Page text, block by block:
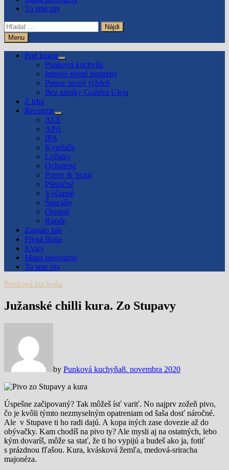
To sme my
Hľadať:
Menu
Pod lupou
Show
sub
menu
Punková kuchyňa
Imrove pivné postrehy
Petrov pivný týždeň
Bez záruky Guñéza Uleja
Z trhu
Recenzie
Show
sub
menu
ALE
APA
IPA
Kyseláče
Ležiaky
Ochutené
Porter & Stout
Pšeničné
Výčapné
Špeciály
Ostatné
Rande
Zaujalo nás
Pivná škola
Kvízy
Mapa pivovarov
To sme my
Punková kuchyňa
Južanské chilli kura. Zo Stupavy
by Punková kuchyňa8. novembra 2020
Úspešne začipovaný? Tak môžeš ísť variť. No najprv zožeň pivo,
čo je kvôli týmto nezmyselným opatreniam od šaša dosť náročné.
Ale v Stupave ti ho radi dajú. A kopa iných zase dovezie až do
obývačky. Kam chodíš na pivo ty? Ale mysli aj na ostatných, lebo
kým dovaríš, môže sa stať, že ti ho vypijú a budeš ako ja, fotiť
s prázdnou fľašou. Kura, kvásková žemľa, medová-sriracha
majonéza.